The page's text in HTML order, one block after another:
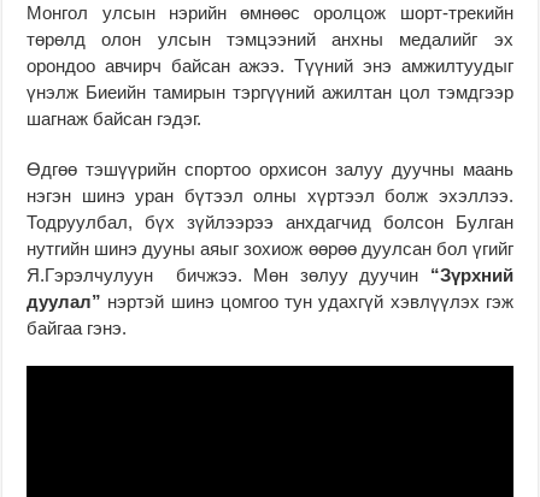
Монгол улсын нэрийн өмнөөс оролцож шорт-трекийн
төрөлд олон улсын тэмцээний анхны медалийг эх
орондоо авчирч байсан ажээ. Түүний энэ амжилтуудыг
үнэлж Биеийн тамирын тэргүүний ажилтан цол тэмдгээр
шагнаж байсан гэдэг.
Өдгөө тэшүүрийн спортоо орхисон залуу дуучны маань
нэгэн шинэ уран бүтээл олны хүртээл болж эхэллээ.
Тодруулбал, бүх зүйлээрээ анхдагчид болсон Булган
нутгийн шинэ дууны аяыг зохиож өөрөө дуулсан бол үгийг
Я.Гэрэлчулуун бичжээ. Мөн зөлуу дуучин “Зүрхний
дуулал” нэртэй шинэ цомгоо тун удахгүй хэвлүүлэх гэж
байгаа гэнэ.